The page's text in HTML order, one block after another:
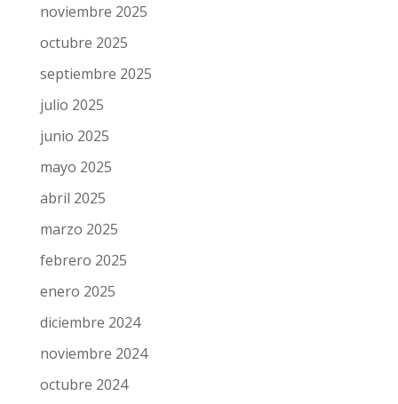
noviembre 2025
octubre 2025
septiembre 2025
julio 2025
junio 2025
mayo 2025
abril 2025
marzo 2025
febrero 2025
enero 2025
diciembre 2024
noviembre 2024
octubre 2024